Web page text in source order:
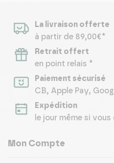
La livraison offerte
à partir de 89,00€*
Retrait offert
en point relais *
Paiement sécurisé
CB, Apple Pay,
Expédition
le jour même si
Mon Compte